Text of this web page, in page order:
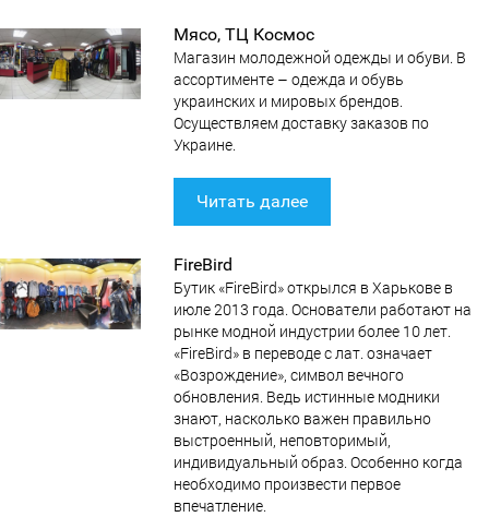
Мясо, ТЦ Космос
Магазин молодежной одежды и обуви. В
ассортименте – одежда и обувь
украинских и мировых брендов.
Осуществляем доставку заказов по
Украине.
Читать далее
FireBird
Бутик «FireBird» открылся в Харькове в
июле 2013 года. Основатели работают на
рынке модной индустрии более 10 лет.
«FireBird» в переводе с лат. означает
«Возрождение», символ вечного
обновления. Ведь истинные модники
знают, насколько важен правильно
выстроенный, неповторимый,
индивидуальный образ. Особенно когда
необходимо произвести первое
впечатление.